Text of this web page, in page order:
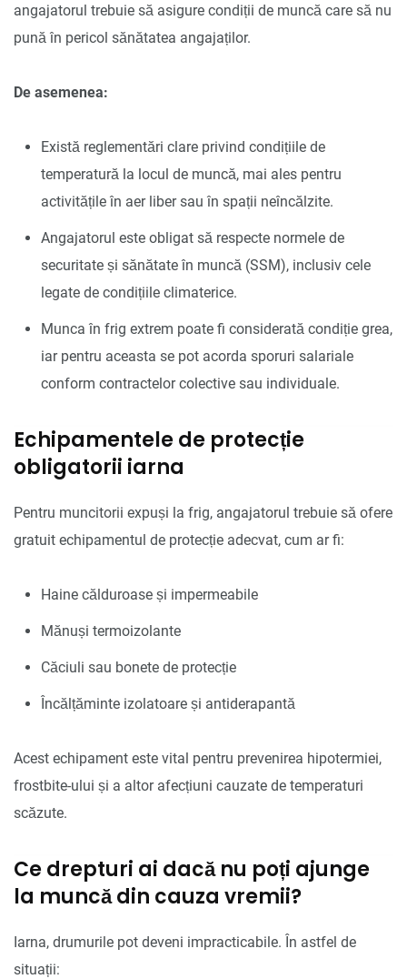
angajatorul trebuie să asigure condiții de muncă care să nu
pună în pericol sănătatea angajaților.
De asemenea:
Există reglementări clare privind condițiile de
temperatură la locul de muncă, mai ales pentru
activitățile în aer liber sau în spații neîncălzite.
Angajatorul este obligat să respecte normele de
securitate și sănătate în muncă (SSM), inclusiv cele
legate de condițiile climaterice.
Munca în frig extrem poate fi considerată condiție grea,
iar pentru aceasta se pot acorda sporuri salariale
conform contractelor colective sau individuale.
Echipamentele de protecție
obligatorii iarna
Pentru muncitorii expuși la frig, angajatorul trebuie să ofere
gratuit echipamentul de protecție adecvat, cum ar fi:
Haine călduroase și impermeabile
Mănuși termoizolante
Căciuli sau bonete de protecție
Încălțăminte izolatoare și antiderapantă
Acest echipament este vital pentru prevenirea hipotermiei,
frostbite-ului și a altor afecțiuni cauzate de temperaturi
scăzute.
Ce drepturi ai dacă nu poți ajunge
la muncă din cauza vremii?
Iarna, drumurile pot deveni impracticabile. În astfel de
situații: